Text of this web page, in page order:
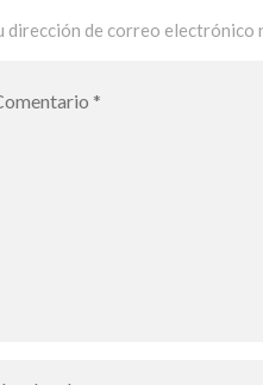
dirección de correo electrónico